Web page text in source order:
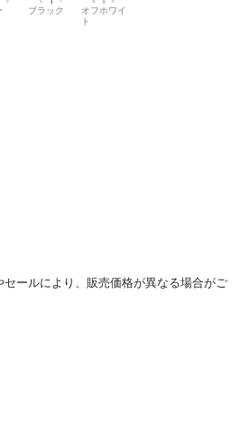
ブラック
オフホワイ
ト
ールにより、販売価格が異なる場合がご